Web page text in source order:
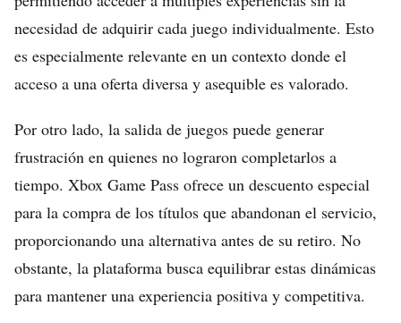
necesidad de adquirir cada juego individualmente. Esto
es especialmente relevante en un contexto donde el
acceso a una oferta diversa y asequible es valorado.
Por otro lado, la salida de juegos puede generar
frustración en quienes no lograron completarlos a
tiempo. Xbox Game Pass ofrece un descuento especial
para la compra de los títulos que abandonan el servicio,
proporcionando una alternativa antes de su retiro. No
obstante, la plataforma busca equilibrar estas dinámicas
para mantener una experiencia positiva y competitiva.